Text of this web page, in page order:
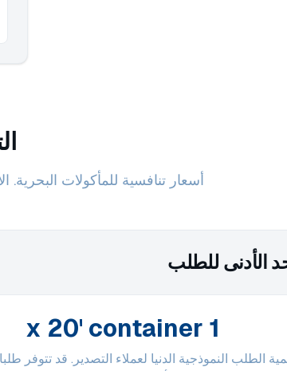
أسعار تنافسية للمأكولات
الأدنى للطلب
1 x 20' container
الطلب النموذجية الدنيا لعملاء التصدير. قد تتوفر